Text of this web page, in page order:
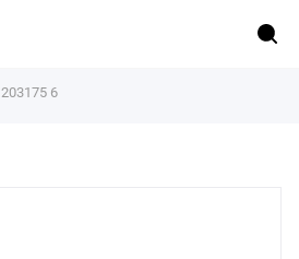
203175 6